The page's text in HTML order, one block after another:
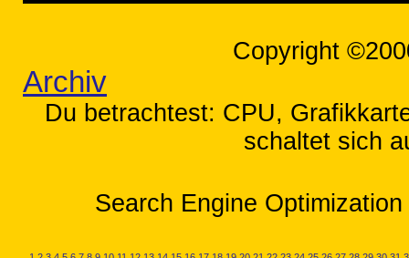
Copyright
Archiv
Du betrachtest: CPU,
schaltet sich
Search Engine